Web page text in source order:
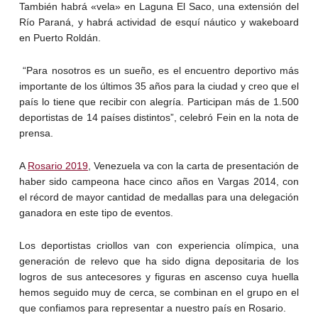
También habrá «vela» en Laguna El Saco, una extensión del
Río Paraná, y habrá actividad de esquí náutico y wakeboard
en Puerto Roldán.
“Para nosotros es un sueño, es el encuentro deportivo más
importante de los últimos 35 años para la ciudad y creo que el
país lo tiene que recibir con alegría. Participan más de 1.500
deportistas de 14 países distintos”, celebró Fein en la nota de
prensa.
A Rosario 2019, Venezuela va con la carta de presentación de
haber sido campeona hace cinco años en Vargas 2014, con
el récord de mayor cantidad de medallas para una delegación
ganadora en este tipo de eventos.
Los deportistas criollos van con experiencia olímpica, una
generación de relevo que ha sido digna depositaria de los
logros de sus antecesores y figuras en ascenso cuya huella
hemos seguido muy de cerca, se combinan en el grupo en el
que confiamos para representar a nuestro país en Rosario.